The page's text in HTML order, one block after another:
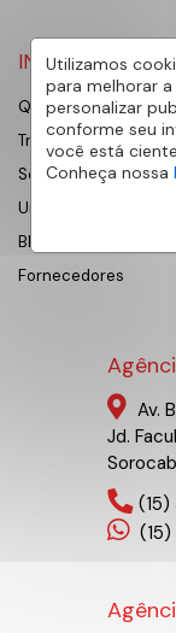
Utilizamos
para melhorar
personalizar
conforme seu
você está
Conheça nossa
INSTITUCIONAL
Quem Somos
Trabalhe Conosco
Sobre Sorocaba
Universidade AE
Blog
Fornecedores
Av.
Jd.